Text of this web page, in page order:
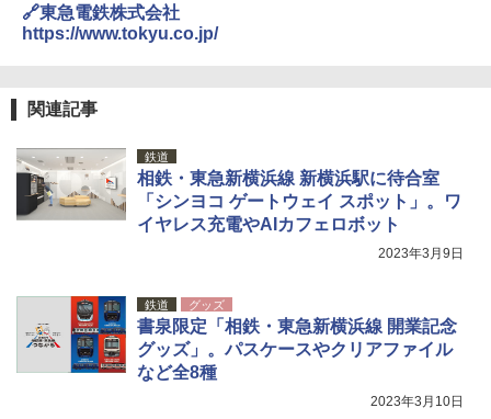
￥5,999
￥9,990
[キャンパーズコレクション 山善] 傘みたいに
広げるだけ パッとサッとテント キューブワ
ッシュ 4人用 簡単設置 ポップアップテント P
ATCW-150B エクルベージュ
￥-
￥3,680
ンパクト多機能設計 持ち運び便利 アウトド
ア/オフィス/教育現場/展示会用 緑
￥1,180
ブラックラバーコーティング UPF50+ UVカ
ット 5000mm耐水圧 210D生地 遮光
￥6,579
🔗東急電鉄株式会社
https://www.tokyu.co.jp/
関連記事
鉄道
相鉄・東急新横浜線 新横浜駅に待合室
「シンヨコ ゲートウェイ スポット」。ワ
イヤレス充電やAIカフェロボット
2023年3月9日
鉄道 グッズ
書泉限定「相鉄・東急新横浜線 開業記念
グッズ」。パスケースやクリアファイル
など全8種
2023年3月10日